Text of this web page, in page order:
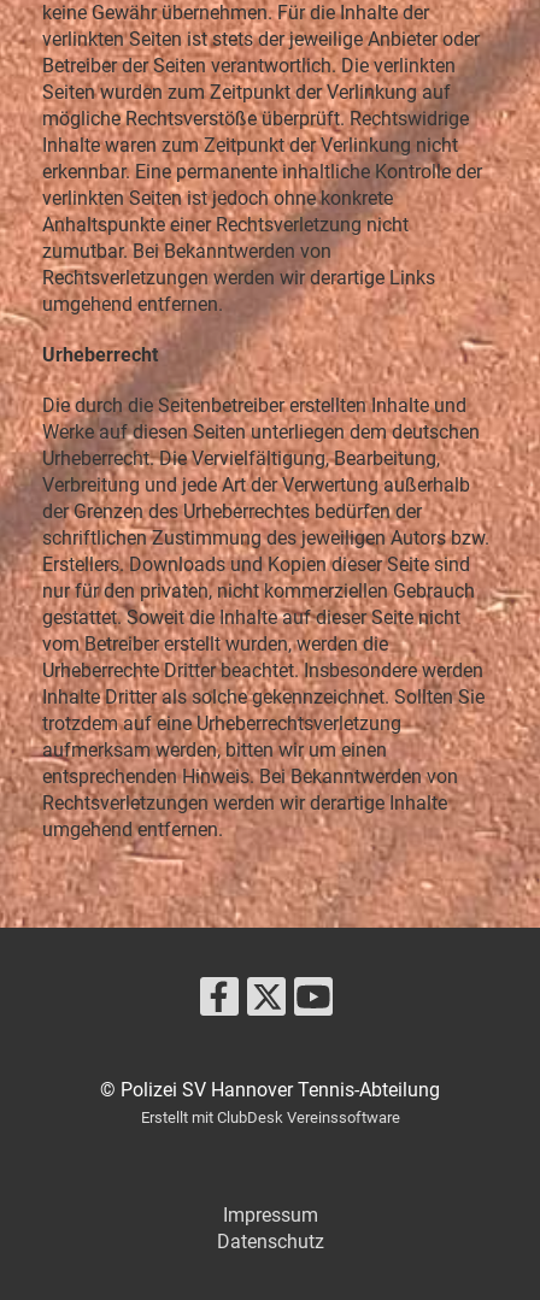
keine Gewähr übernehmen. Für die Inhalte der
verlinkten Seiten ist stets der jeweilige Anbieter oder
Betreiber der Seiten verantwortlich. Die verlinkten
Seiten wurden zum Zeitpunkt der Verlinkung auf
mögliche Rechtsverstöße überprüft. Rechtswidrige
Inhalte waren zum Zeitpunkt der Verlinkung nicht
erkennbar. Eine permanente inhaltliche Kontrolle der
verlinkten Seiten ist jedoch ohne konkrete
Anhaltspunkte einer Rechtsverletzung nicht
zumutbar. Bei Bekanntwerden von
Rechtsverletzungen werden wir derartige Links
umgehend entfernen.
Urheberrecht
Die durch die Seitenbetreiber erstellten Inhalte und
Werke auf diesen Seiten unterliegen dem deutschen
Urheberrecht. Die Vervielfältigung, Bearbeitung,
Verbreitung und jede Art der Verwertung außerhalb
der Grenzen des Urheberrechtes bedürfen der
schriftlichen Zustimmung des jeweiligen Autors bzw.
Erstellers. Downloads und Kopien dieser Seite sind
nur für den privaten, nicht kommerziellen Gebrauch
gestattet. Soweit die Inhalte auf dieser Seite nicht
vom Betreiber erstellt wurden, werden die
Urheberrechte Dritter beachtet. Insbesondere werden
Inhalte Dritter als solche gekennzeichnet. Sollten Sie
trotzdem auf eine Urheberrechtsverletzung
aufmerksam werden, bitten wir um einen
entsprechenden Hinweis. Bei Bekanntwerden von
Rechtsverletzungen werden wir derartige Inhalte
umgehend entfernen.
© Polizei SV Hannover Tennis-Abteilung
Erstellt mit ClubDesk Vereinssoftware
Impressum
Datenschutz